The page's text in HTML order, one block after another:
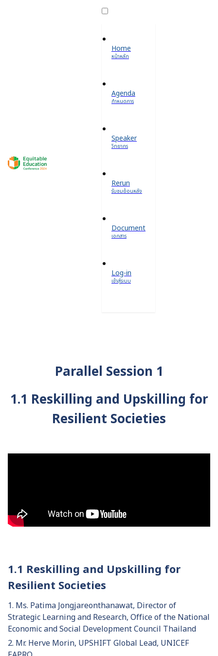
Home
หน้าหลัก
Agenda
กำหนดการ
Speaker
วิทยากร
Rerun
รับชมย้อนหลัง
Document
เอกสาร
Log-in
เข้าสู่ระบบ
Parallel Session 1
1.1 Reskilling and Upskilling for
Resilient Societies
1.1 Reskilling and Upskilling for
Resilient Societies
1. Ms. Patima Jongjareonthanawat, Director of
Strategic Learning and Research, Office of the National
Economic and Social Development Council Thailand
2. Mr. Herve Morin, UPSHIFT Global Lead, UNICEF